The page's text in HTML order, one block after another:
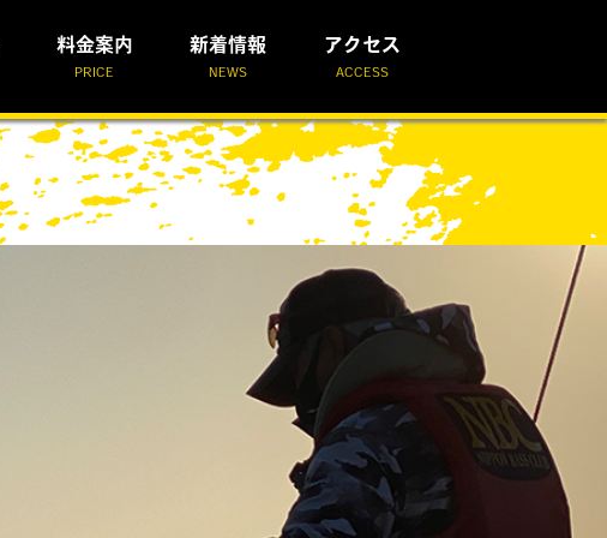
料金案内
PRICE
新着情報
NEWS
アクセス
ACCESS